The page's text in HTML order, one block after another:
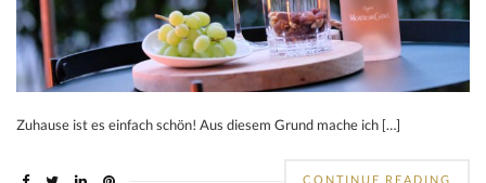
Zuhause ist es einfach schön! Aus diesem Grund mache ich […]
CONTINUE READING